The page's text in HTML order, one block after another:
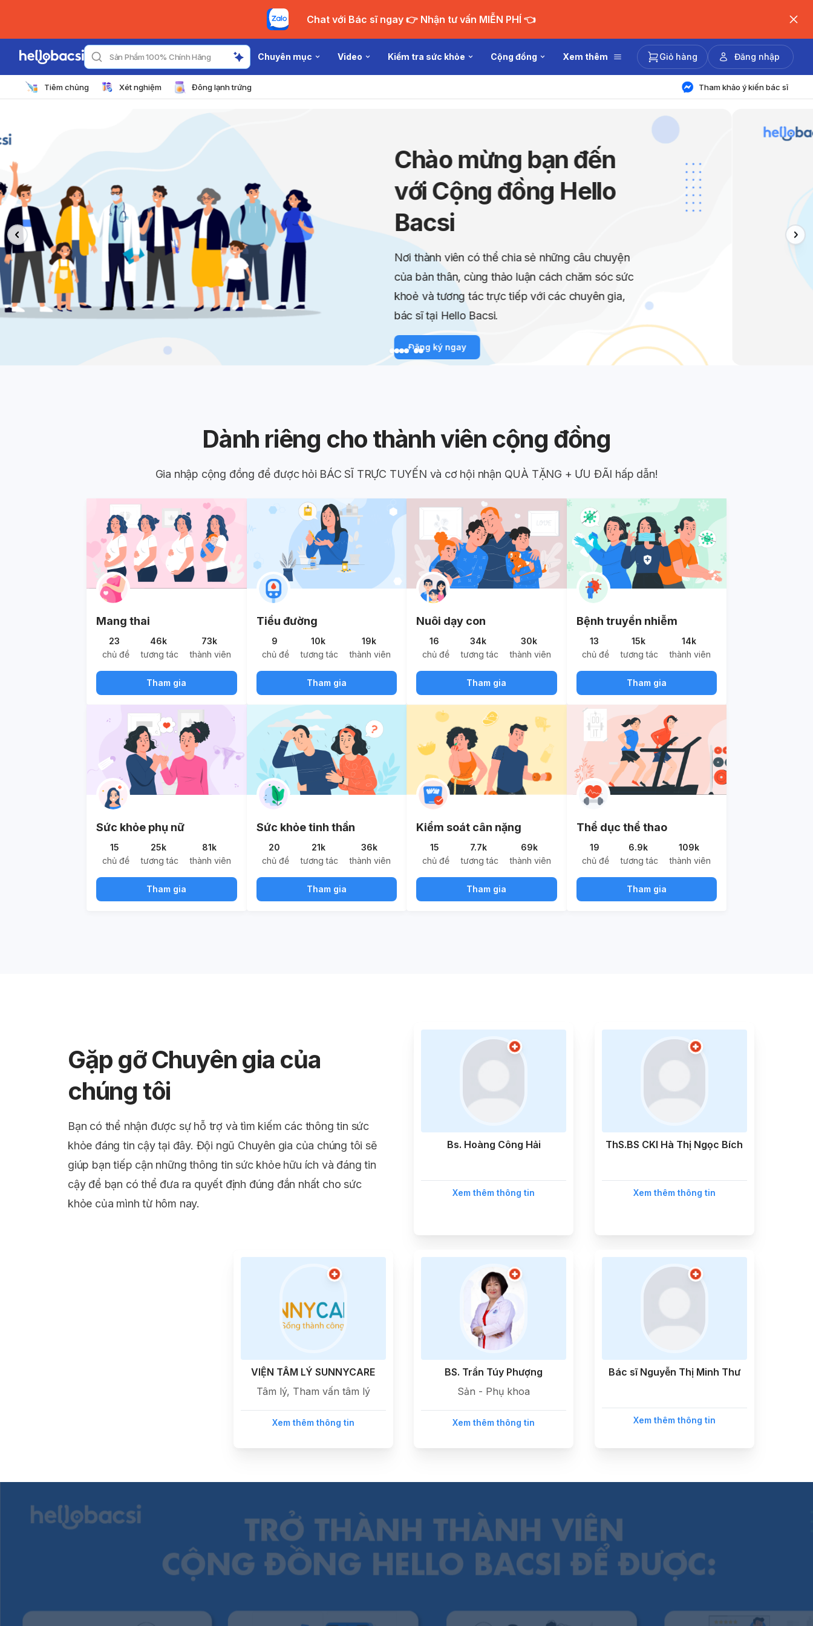
Chat với Bác sĩ ngay 👉 Nhận tư vấn MIỄN PHÍ 👈
Sản Phẩm 100% Chính Hãng Chuyên mục Video Kiểm tra sức khỏe Cộng đồng Xem thêm Giỏ hàng Đăng nhập
Tiêm chủng Xét nghiệm Đông lạnh trứng Tham khảo ý kiến bác sĩ
Giải đáp thắc mắc
cùng chuyên gia
nhau mỗi tháng.
Đăng ký ngay
Dành riêng cho thành viên cộng đồng
Gia nhập cộng đồng để được hỏi BÁC SĨ TRỰC TUYẾN và cơ hội nhận QUÀ TẶNG + ƯU ĐÃI hấp dẫn!
Mang thai
23
chủ đề
46k
tương tác
73k
thành viên
Tham gia
Tiểu đường
9
chủ đề
10k
tương tác
19k
thành viên
Tham gia
Nuôi dạy con
16
chủ đề
34k
tương tác
30k
thành viên
Tham gia
Bệnh truyền nhiễm
13
chủ đề
15k
tương tác
14k
thành viên
Tham gia
Sức khỏe phụ nữ
15
chủ đề
25k
tương tác
81k
thành viên
Tham gia
Sức khỏe tinh thần
20
chủ đề
21k
tương tác
36k
thành viên
Tham gia
Kiểm soát cân nặng
15
chủ đề
7.7k
tương tác
69k
thành viên
Tham gia
Thể dục thể thao
19
chủ đề
6.9k
tương tác
109k
thành viên
Tham gia
Gặp gỡ Chuyên gia của
chúng tôi
Bạn có thể nhận được sự hỗ trợ và tìm kiếm các thông tin sức
khỏe đáng tin cậy tại đây. Đội ngũ Chuyên gia của chúng tôi sẽ
giúp bạn tiếp cận những thông tin sức khỏe hữu ích và đáng tin
cậy để bạn có thể đưa ra quyết định đúng đắn nhất cho sức
khỏe của mình từ hôm nay.
Bs. Hoàng Công Hải
Xem thêm thông tin
ThS.BS CKI Hà Thị Ngọc Bích
Xem thêm thông tin
BS. Trần Túy Phượng
Sản - Phụ khoa
Xem thêm thông tin
Bác sĩ Nguyễn Thị Minh Thư
Xem thêm thông tin
VIỆN TÂM LÝ SUNNYCARE
Tâm lý, Tham vấn tâm lý
Xem thêm thông tin